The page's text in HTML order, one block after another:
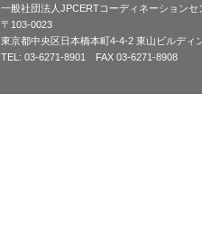
一般社団法人JPCERTコーディネーションセ
〒103-0023
東京都中央区日本橋本町4-4-2 東山ビルディ
TEL: 03-6271-8901 FAX 03-6271-8908